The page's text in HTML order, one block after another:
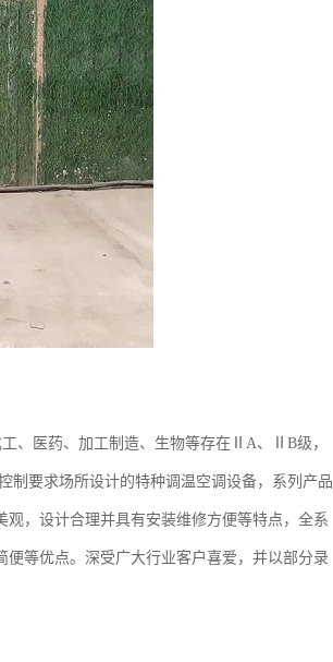
、医药、加工制造、生物等存在ⅡA、ⅡB级，
制要求场所设计的特种调温空调设备，系列产品
，设计合理并具有安装维修方便等特点，全系
等优点。深受广大行业客户喜爱，并以部分录